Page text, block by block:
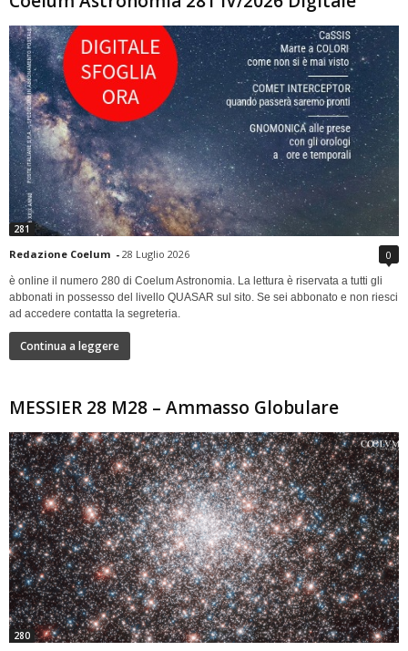
281
Redazione Coelum - 28 Luglio 2026 0
è online il numero 280 di Coelum Astronomia. La lettura è riservata a tutti gli
abbonati in possesso del livello QUASAR sul sito. Se sei abbonato e non riesci
ad accedere contatta la segreteria.
Continua a leggere
MESSIER 28 M28 – Ammasso Globulare
280